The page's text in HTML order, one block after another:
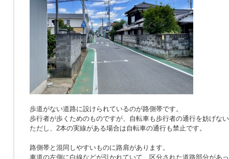
歩道がない道路に設けられているのが路側帯です。
歩行者が歩くためのものですが、自転車も歩行者の通行を妨げな
ただし、2本の実線がある場合は自転車の通行も禁止です。
路側帯と混同しやすいものに路肩があります。
車道の左側に白線などが引かれていて、区分された道路部分があ